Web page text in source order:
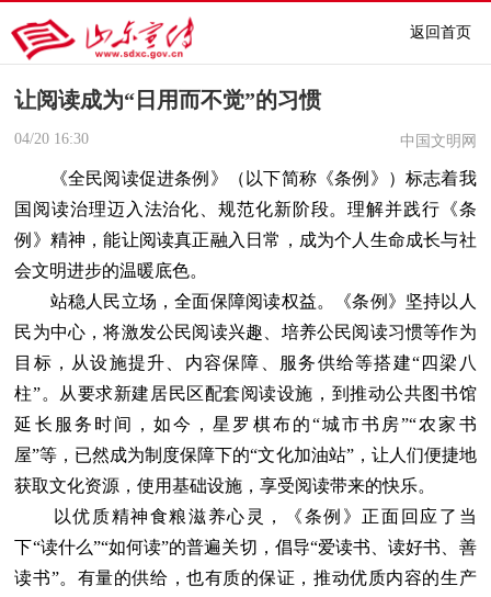
返回首页
让阅读成为“日用而不觉”的习惯
04/20 16:30 中国文明网
《全民阅读促进条例》（以下简称《条例》）标志着我
国阅读治理迈入法治化、规范化新阶段。理解并践行《条
例》精神，能让阅读真正融入日常，成为个人生命成长与社
会文明进步的温暖底色。
站稳人民立场，全面保障阅读权益。《条例》坚持以人
民为中心，将激发公民阅读兴趣、培养公民阅读习惯等作为
目标，从设施提升、内容保障、服务供给等搭建“四梁八
柱”。从要求新建居民区配套阅读设施，到推动公共图书馆
延长服务时间，如今，星罗棋布的“城市书房”“农家书
屋”等，已然成为制度保障下的“文化加油站”，让人们便捷地
获取文化资源，使用基础设施，享受阅读带来的快乐。
以优质精神食粮滋养心灵，《条例》正面回应了当
下“读什么”“如何读”的普遍关切，倡导“爱读书、读好书、善
读书”。有量的供给，也有质的保证，推动优质内容的生产